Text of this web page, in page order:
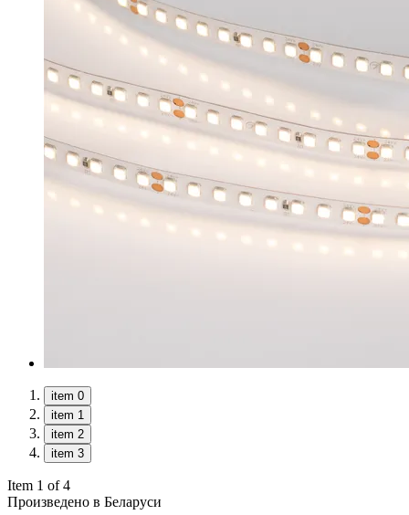
item 0
item 1
item 2
item 3
Item 1 of 4
Произведено в Беларуси